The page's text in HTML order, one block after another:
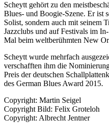
Scheytt gehört zu den
Blues- und Boogie-Szene. Er ist
Solist, sondern auch mit seinem
Jazzclubs und auf Festivals im
Mal beim weltberühmten New
Scheytt wurde mehrfach
verschafften ihm die
Preis der deutschen
des German Blues Award 2015.
Copyright: Martin Seigel
Copyright Bild: Felix Groteloh
Copyright: Albrecht Jentner